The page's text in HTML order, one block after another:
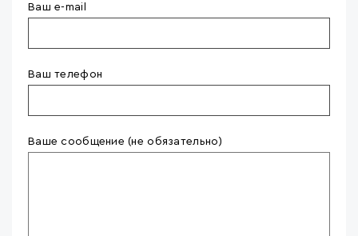
Ваш e-mail
Ваш телефон
Ваше сообщение (не обязательно)